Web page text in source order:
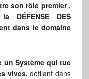
son rôle premier ,
DÉFENSE DES
dans le domaine
Système qui tue
vives, défilant dans